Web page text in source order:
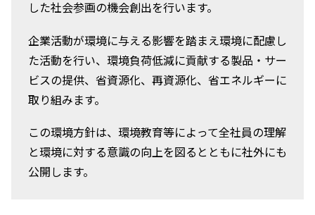
した社会参画の機会創出を行います。
企業活動が環境に与える影響を踏まえ環境に配慮し
た活動を行い、環境負荷低減に貢献する製品・サー
ビスの提供、省資源化、再資源化、省エネルギーに
取り組みます。
この環境方針は、環境教育等によって全社員の理解
と環境に対する意識の向上を図るとともに社外にも
公開します。